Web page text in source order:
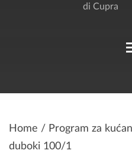
di Cupra
Home / Program za
duboki 100/1